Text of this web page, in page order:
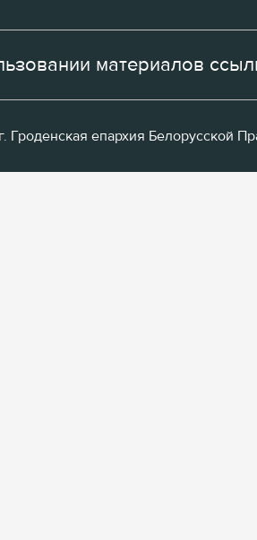
материалов
Гроденская епархия Белорусской